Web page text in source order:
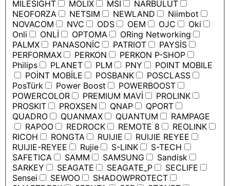
MILESIGHT
MOLIX MSI
NARBULUT
NEOFORZA
NETSIM NEWLAND
Niimbot
NOVACOM
NVC ODS OEM OJC
Oki
Onli
ONLİ OPTOMA
ORing Networking
PALMX
PANASONİC PATRIOT
PAYSİS
PERFORMAX
PERKON
PERKON P-SHOP
Philips
PLANET PLM PNY
POINT MOBILE
POİNT MOBİLE
POSBANK
POSCLASS
PosTürk
Power Boost
POWERBOOST
POWERCOLOR
PREMIUM MAVİ
PROLINK
PROSKIT
PROXSEN QNAP
QPORT
QUADRO
QUANMAX QUANTUM
RAMPAGE
RAPOO
REDROCK REMOTE 8
REOLINK
RICOH
RONGTA RUIJIE
RUIJIE REYEE
RUIJIE-REYEE
Rujie S-LINK
S-TECH
SAFETICA
SAMM SAMSUNG
Sandisk
SARKEY
SEAGATE SEAGATE_P
SECLIFE
Sensei
SEWOO
SHADOWPROTECT